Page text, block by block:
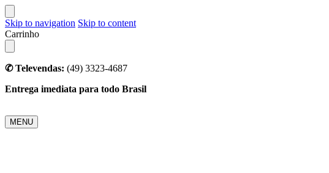
Skip to navigation Skip to content
Carrinho
✆ Televendas: (49) 3323-4687
Entrega imediata para todo Brasil
MENU